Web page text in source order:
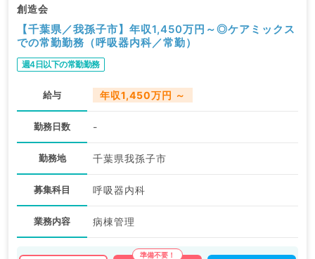
創造会
【千葉県／我孫子市】年収1,450万円～◎ケアミックス
での常勤勤務（呼吸器内科／常勤）
週4日以下の常勤勤務
給与 年収1,450万円 ～
勤務日数 -
勤務地 千葉県我孫子市
募集科目 呼吸器内科
業務内容 病棟管理